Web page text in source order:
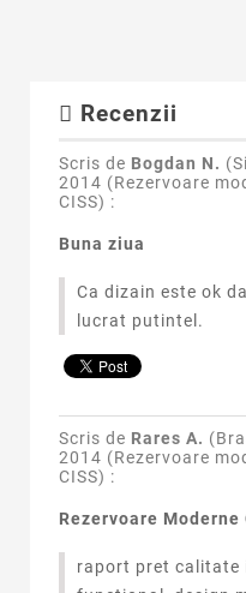
Recenzii
Scris de Bogdan N.
2014 (Rezervoare
CISS) :
Buna ziua
Ca dizain este ok
lucrat putintel.
Scris de Rares A.
2014 (Rezervoare
CISS) :
Rezervoare Moderne
raport pret calitate